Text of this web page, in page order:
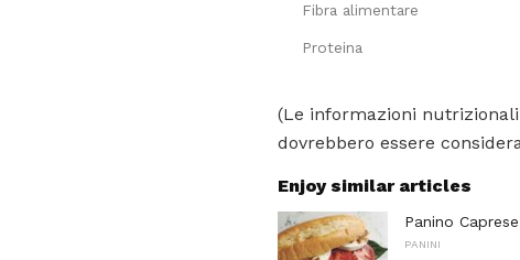
Fibra alimentare
Proteina
(Le informazioni
dovrebbero essere
Enjoy similar articles
Panino
PANINI